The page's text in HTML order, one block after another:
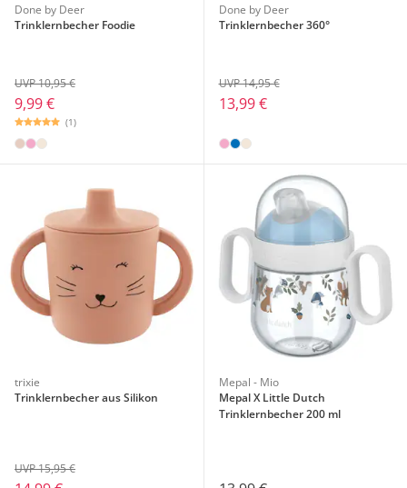
Done by Deer
Trinklernbecher Foodie
9,99 €
UVP 10,95 €
(1)
Done by Deer
Trinklernbecher 360°
13,99 €
UVP 14,95 €
trixie
Trinklernbecher aus Silikon
UVP 15,95 €
Mepal - Mio
Mepal X Little Dutch
Trinklernbecher 200 ml